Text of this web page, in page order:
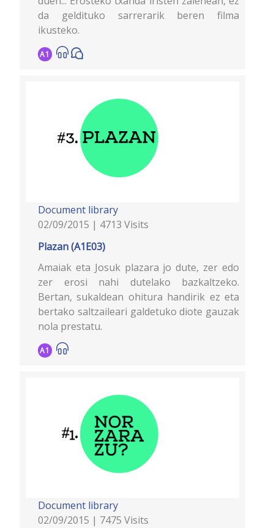
da geldituko sarrerarik beren filma
ikusteko.
A1
Document library
02/09/2015 | 4713 Visits
Plazan (A1E03)
Amaiak eta Josuk plazara jo dute, zer edo
zer erosi nahi dutelako bazkaltzeko.
Bertan, sukaldean ohitura handirik ez eta
bertako saltzaileari galdetuko diote gauzak
nola prestatu.
A1
Document library
02/09/2015 | 7475 Visits